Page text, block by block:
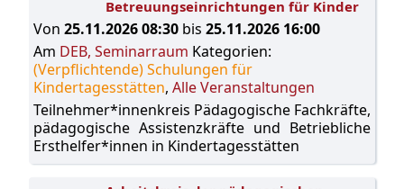
Betreuungseinrichtungen für Kinder
Von 25.11.2026 08:30 bis 25.11.2026 16:00
Am DEB, Seminarraum Kategorien:
(Verpflichtende) Schulungen für
Kindertagesstätten, Alle Veranstaltungen
Teilnehmer*innenkreis Pädagogische Fachkräfte,
pädagogische Assistenzkräfte und Betriebliche
Ersthelfer*innen in Kindertagesstätten